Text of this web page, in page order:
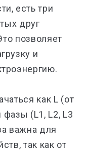
есть три
друг
позволяет
и
как L (от
фазы (L1, L2, L3
важна для
так как от